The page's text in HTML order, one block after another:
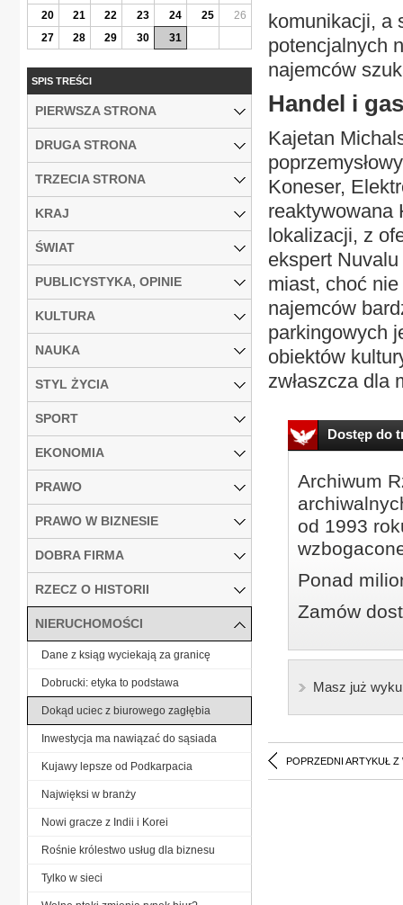
komunikacji, a
potencjalnych
najemców
Handel i
Kajetan
Koneser,
reaktywowana
lokalizacji, z
ekspert
miast, choć
najemców
parkingowych
obiektów
zwłaszcza dla
Dostęp do
Archiwum
od 1993
Ponad
Zamów
Masz już
POPRZEDNI ARTYKUŁ Z
20
21 22 23 24 25
26
27
28 29 30 31
SPIS TREŚCI
PIERWSZA STRONA
DRUGA STRONA
TRZECIA STRONA
KRAJ
ŚWIAT
PUBLICYSTYKA, OPINIE
KULTURA
NAUKA
STYL ŻYCIA
SPORT
EKONOMIA
PRAWO
PRAWO W BIZNESIE
DOBRA FIRMA
RZECZ O HISTORII
NIERUCHOMOŚCI
Dane z ksiąg wyciekają za granicę
Dobrucki: etyka to podstawa
Dokąd uciec z biurowego zagłębia
Inwestycja ma nawiązać do sąsiada
Kujawy lepsze od Podkarpacia
Najwięksi w branży
Nowi gracze z Indii i Korei
Rośnie królestwo usług dla biznesu
Tylko w sieci